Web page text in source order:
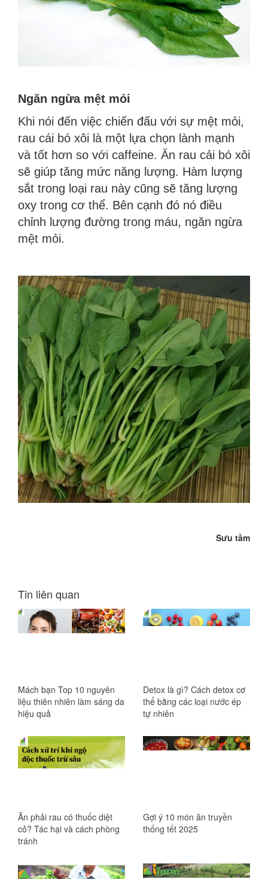
Ngăn ngừa mệt mỏi
Khi nói đến việc chiến đấu với sự mệt mỏi,
rau cái bó xôi là một lựa chọn lành mạnh
và tốt hơn so với caffeine. Ăn rau cải bó xôi
sẽ giúp tăng mức năng lượng. Hàm lượng
sắt trong loại rau này cũng sẽ tăng lượng
oxy trong cơ thể. Bên cạnh đó nó điều
chỉnh lượng đường trong máu, ngăn ngừa
mệt mỏi.
Sưu tầm
Tin liên quan
Mách bạn Top 10 nguyên
liệu thiên nhiên làm sáng da
hiệu quả
Detox là gì? Cách detox cơ
thể bằng các loại nước ép
tự nhiên
Ăn phải rau có thuốc diệt
cỏ? Tác hại và cách phòng
tránh
Gợi ý 10 món ăn truyền
thống tết 2025